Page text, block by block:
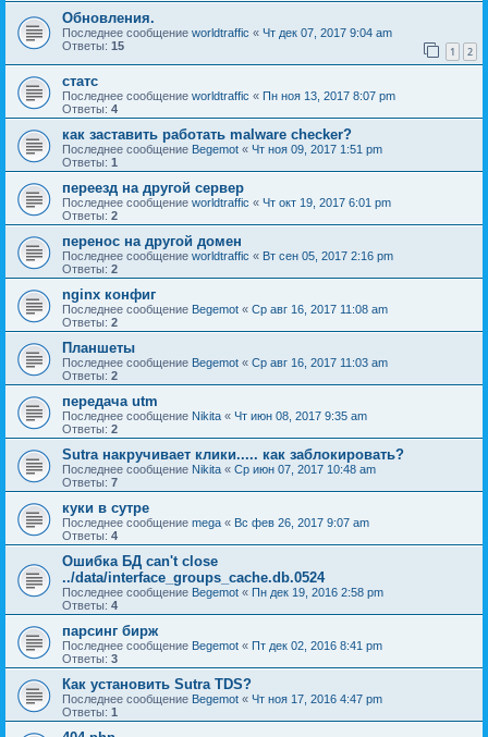
Обновления.
Последнее сообщение worldtraffic « Чт дек 07, 2017 9:04 am
Ответы: 15 1 2
статс
Последнее сообщение worldtraffic « Пн ноя 13, 2017 8:07 pm
Ответы: 4
как заставить работать malware checker?
Последнее сообщение Begemot « Чт ноя 09, 2017 1:51 pm
Ответы: 1
переезд на другой сервер
Последнее сообщение worldtraffic « Чт окт 19, 2017 6:01 pm
Ответы: 2
перенос на другой домен
Последнее сообщение worldtraffic « Вт сен 05, 2017 2:16 pm
Ответы: 2
nginx конфиг
Последнее сообщение Begemot « Ср авг 16, 2017 11:08 am
Ответы: 2
Планшеты
Последнее сообщение Begemot « Ср авг 16, 2017 11:03 am
Ответы: 2
передача utm
Последнее сообщение Nikita « Чт июн 08, 2017 9:35 am
Ответы: 2
Sutra накручивает клики..... как заблокировать?
Последнее сообщение Nikita « Ср июн 07, 2017 10:48 am
Ответы: 7
куки в сутре
Последнее сообщение mega « Вс фев 26, 2017 9:07 am
Ответы: 4
Ошибка БД can't close
../data/interface_groups_cache.db.0524
Последнее сообщение Begemot « Пн дек 19, 2016 2:58 pm
Ответы: 4
парсинг бирж
Последнее сообщение Begemot « Пт дек 02, 2016 8:41 pm
Ответы: 3
Как установить Sutra TDS?
Последнее сообщение Begemot « Чт ноя 17, 2016 4:47 pm
Ответы: 1